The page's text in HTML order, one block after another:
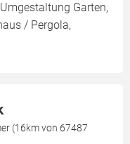
Garten,
/ Pergola,
(16km von 67487